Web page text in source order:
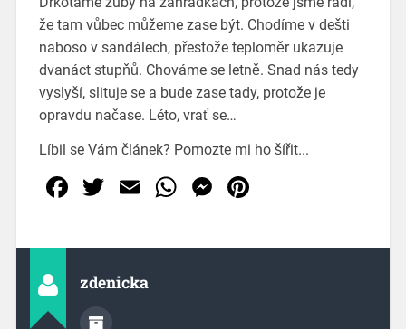
že tam vůbec můžeme zase být. Chodíme v dešti
naboso v sandálech, přestože teploměr ukazuje
dvanáct stupňů. Chováme se letně. Snad nás tedy
vyslyší, slituje se a bude zase tady, protože je
opravdu načase. Léto, vrať se…
Líbil se Vám článek? Pomozte mi ho šířit...
Facebook
Twitter
EmailWhatsApp
Messenger
zdenicka